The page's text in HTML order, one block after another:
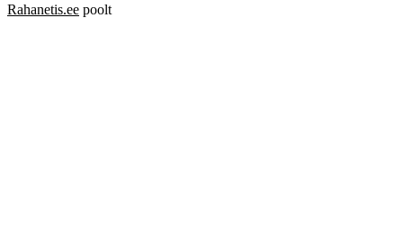
Rahanetis.ee poolt